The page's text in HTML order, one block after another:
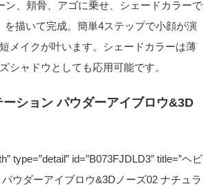
ン、頬骨、アゴに乗せ、シェードカラーで
を描いて完成。簡単4ステップで小顔が演
メイクが叶います。シェードカラーは薄
シャドウとしても応用可能です。
ション パウダーアイブロウ&3D
type=”detail” id=”B073FJDLD3″ title=”ヘビ
ウダーアイブロウ&3Dノーズ02 ナチュラ